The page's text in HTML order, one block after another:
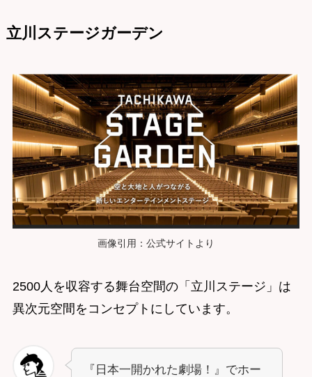
立川ステージガーデン
画像引用：公式サイトより
2500人を収容する舞台空間の「立川ステージ」は
異次元空間をコンセプトにしています。
『日本一開かれた劇場！』でホー